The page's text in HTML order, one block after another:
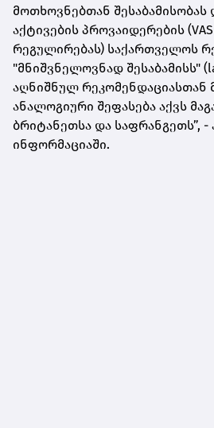
მოთხოვნებთან
აქტივების პროვაიდერების
რეგულირებას) საქართველოს
"მნიშვნელოვნად შესაბამისს"
აღნიშნულ რეკომენდაციასთან
ანალოგიური შეფასება აქვს
ბრიტანეთსა და საფრანგეთს”,
ინფორმაციაში.